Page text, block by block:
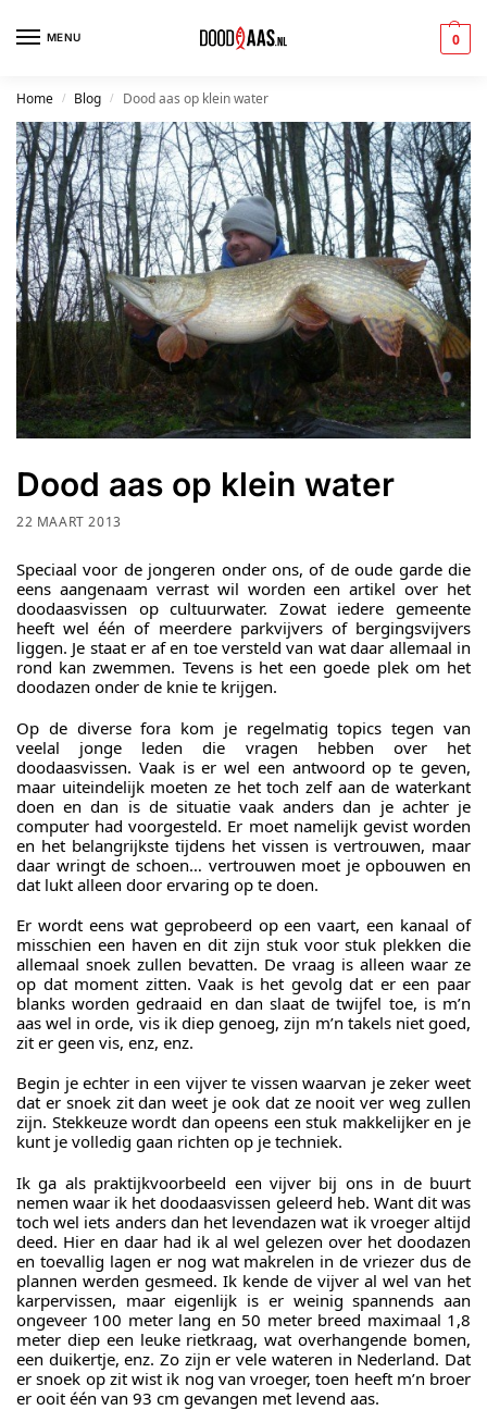
MENU 0
Home / Blog / Dood aas op klein water
Dood aas op klein water
22 MAART 2013
Speciaal voor de jongeren onder ons, of de oude garde die
eens aangenaam verrast wil worden een artikel over het
doodaasvissen op cultuurwater. Zowat iedere gemeente
heeft wel één of meerdere parkvijvers of bergingsvijvers
liggen. Je staat er af en toe versteld van wat daar allemaal in
rond kan zwemmen. Tevens is het een goede plek om het
doodazen onder de knie te krijgen.
Op de diverse fora kom je regelmatig topics tegen van
veelal jonge leden die vragen hebben over het
doodaasvissen. Vaak is er wel een antwoord op te geven,
maar uiteindelijk moeten ze het toch zelf aan de waterkant
doen en dan is de situatie vaak anders dan je achter je
computer had voorgesteld. Er moet namelijk gevist worden
en het belangrijkste tijdens het vissen is vertrouwen, maar
daar wringt de schoen… vertrouwen moet je opbouwen en
dat lukt alleen door ervaring op te doen.
Er wordt eens wat geprobeerd op een vaart, een kanaal of
misschien een haven en dit zijn stuk voor stuk plekken die
allemaal snoek zullen bevatten. De vraag is alleen waar ze
op dat moment zitten. Vaak is het gevolg dat er een paar
blanks worden gedraaid en dan slaat de twijfel toe, is m’n
aas wel in orde, vis ik diep genoeg, zijn m’n takels niet goed,
zit er geen vis, enz, enz.
Begin je echter in een vijver te vissen waarvan je zeker weet
dat er snoek zit dan weet je ook dat ze nooit ver weg zullen
zijn. Stekkeuze wordt dan opeens een stuk makkelijker en je
kunt je volledig gaan richten op je techniek.
Ik ga als praktijkvoorbeeld een vijver bij ons in de buurt
nemen waar ik het doodaasvissen geleerd heb. Want dit was
toch wel iets anders dan het levendazen wat ik vroeger altijd
deed. Hier en daar had ik al wel gelezen over het doodazen
en toevallig lagen er nog wat makrelen in de vriezer dus de
plannen werden gesmeed. Ik kende de vijver al wel van het
karpervissen, maar eigenlijk is er weinig spannends aan
ongeveer 100 meter lang en 50 meter breed maximaal 1,8
meter diep een leuke rietkraag, wat overhangende bomen,
een duikertje, enz. Zo zijn er vele wateren in Nederland. Dat
er snoek op zit wist ik nog van vroeger, toen heeft m’n broer
er ooit één van 93 cm gevangen met levend aas.